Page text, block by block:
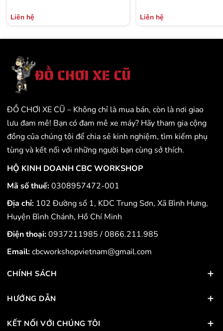
Liên hệ Liên hệ
ĐỒ CHƠI XE CŨ – Không chỉ là mua bán, còn là nơi giao
lưu đam mê! Bạn có đam mê xe máy? Hãy tham gia cộng
đồng của chúng tôi để chia sẻ kinh nghiệm, tìm kiếm phụ
tùng và kết nối với những người bạn cùng sở thích.
HỘ KINH DOANH CBC WORKSHOP
Mã số thuế:0308957472-001
Địa chỉ: 102 Đường số 1, KDC Trung Sơn, Xã Bình Hưng,
Huyện Bình Chánh, Hồ Chí Minh
Điện thoại:0937211985/0866.211.985
Email:cbcworkshopvietnam@gmail.com
CHÍNH SÁCH
HƯỚNG DẪN
KẾT NỐI VỚI CHÚNG TÔI